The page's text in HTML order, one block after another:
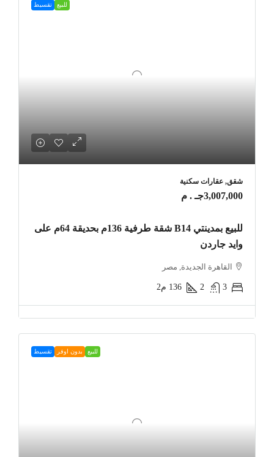
للبيع تقسيط
شقق, عقارات سكنية
3,007,000جـ . م
للبيع بمدينتي B14 شقة طرفية 136م بحديقة 64م على
وايد جاردن
القاهرة الجديدة, مصر
3
2
136 م2
للبيع بدون اوفر تقسيط